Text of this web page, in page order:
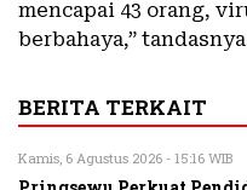
mencapai 43 orang,
berbahaya,”
BERITA TERKAIT
Kamis, 6 Agustus 2026 - 15:16 WIB